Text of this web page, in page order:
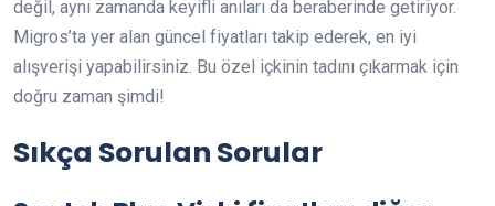
değil, aynı zamanda keyifli anıları da beraberinde getiriyor.
Migros’ta yer alan güncel fiyatları takip ederek, en iyi
alışverişi yapabilirsiniz. Bu özel içkinin tadını çıkarmak için
doğru zaman şimdi!
Sıkça Sorulan Sorular